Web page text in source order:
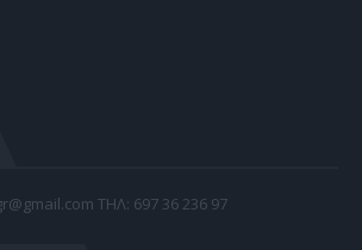
TΗΛ: 697 36 236 97